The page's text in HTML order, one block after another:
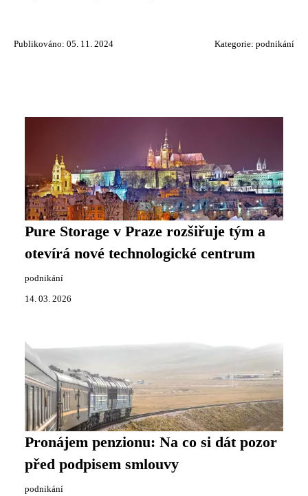
Publikováno: 05. 11. 2024 Kategorie: podnikání
Pure Storage v Praze rozšiřuje tým a
otevírá nové technologické centrum
podnikání
14. 03. 2026
Pronájem penzionu: Na co si dát pozor
před podpisem smlouvy
podnikání